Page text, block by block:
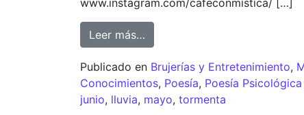
www.instagram.com/cafeconmistica/ […]
Leer más…
Publicado en Brujerías y Entretenimiento,
Conocimientos, Poesía, Poesía
junio, lluvia, mayo, tormenta